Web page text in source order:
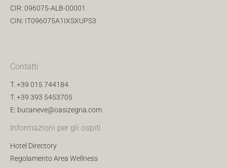
CIR: 096075-ALB-00001
CIN: IT096075A1IXSXUPS3
Contatti
T. +39 015 744184
T. +39 393 5453705
E: bucaneve@oasizegna.com
Informazioni per gli ospiti
Hotel Directory
Regolamento Area Wellness